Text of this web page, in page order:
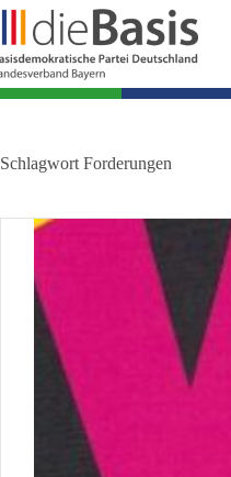
Zum
Inhalt
springen
Schlagwort Forderungen